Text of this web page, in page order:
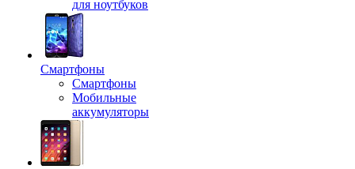
для ноутбуков
Смартфоны
Смартфоны
Мобильные
аккумуляторы